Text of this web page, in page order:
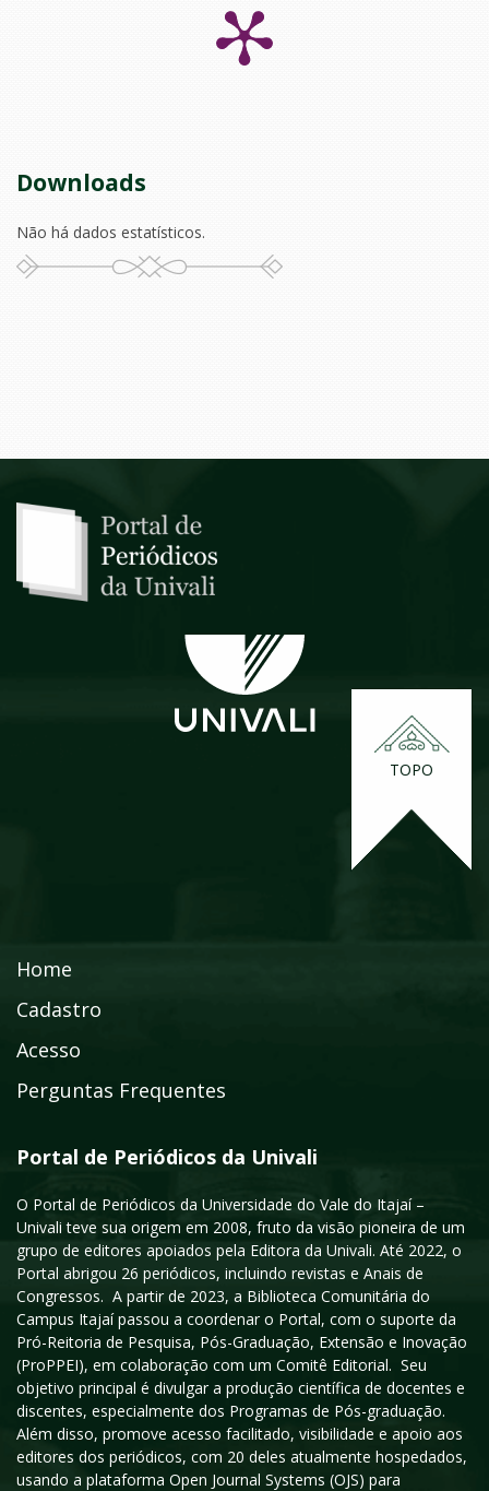
Downloads
Não há dados estatísticos.
TOPO
Home
Cadastro
Acesso
Perguntas Frequentes
Portal de Periódicos da Univali
O Portal de Periódicos da Universidade do Vale do Itajaí –
Univali teve sua origem em 2008, fruto da visão pioneira de um
grupo de editores apoiados pela Editora da Univali. Até 2022, o
Portal abrigou 26 periódicos, incluindo revistas e Anais de
Congressos. A partir de 2023, a Biblioteca Comunitária do
Campus Itajaí passou a coordenar o Portal, com o suporte da
Pró-Reitoria de Pesquisa, Pós-Graduação, Extensão e Inovação
(ProPPEI), em colaboração com um Comitê Editorial. Seu
objetivo principal é divulgar a produção científica de docentes e
discentes, especialmente dos Programas de Pós-graduação.
Além disso, promove acesso facilitado, visibilidade e apoio aos
editores dos periódicos, com 20 deles atualmente hospedados,
usando a plataforma Open Journal Systems (OJS) para